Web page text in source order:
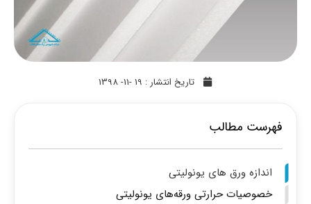
تاریخ انتشار : 19 -11- 1398
فهرست مطالب
اندازه ورق های یونولیتی
خصوصیات حرارتی ورقه‌های یونولیتی